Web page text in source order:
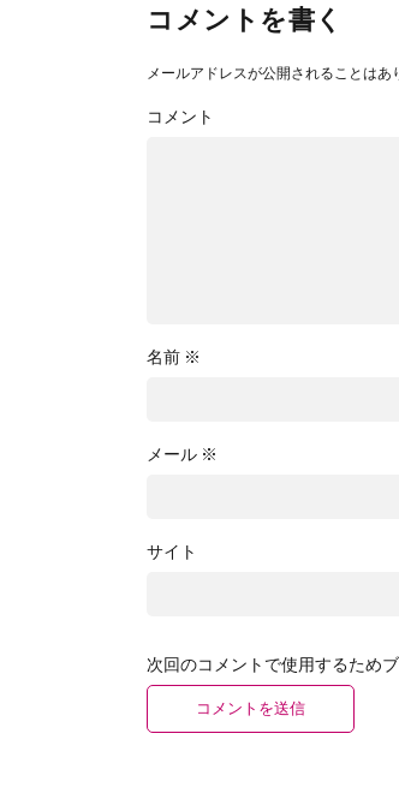
コメントを書く
メールアドレスが公開されることはあ
コメント
名前 ※
メール ※
サイト
次回のコメントで使用するため